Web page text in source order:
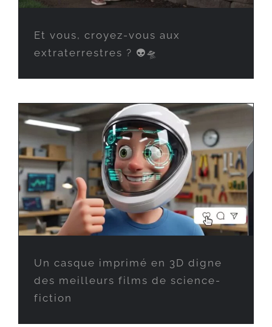
Et vous, croyez-vous aux
extraterrestres ? 👽🛸
Un casque imprimé en 3D digne
des meilleurs films de science-
fiction